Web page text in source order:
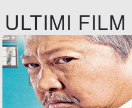
ULTIMI FILM